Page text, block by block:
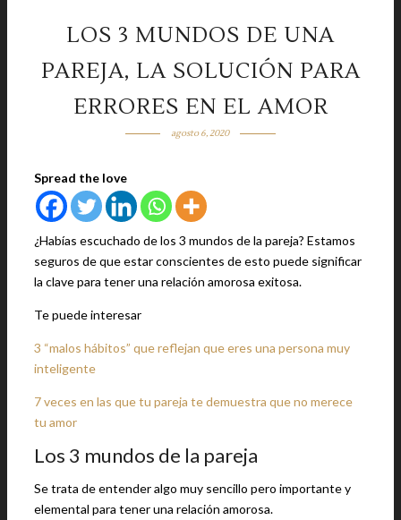
LOS 3 MUNDOS DE UNA
PAREJA, LA SOLUCIÓN PARA
ERRORES EN EL AMOR
agosto 6, 2020
Spread the love
¿Habías escuchado de los 3 mundos de la pareja? Estamos
seguros de que estar conscientes de esto puede significar
la clave para tener una relación amorosa exitosa.
Te puede interesar
3 “malos hábitos” que reflejan que eres una persona muy
inteligente
7 veces en las que tu pareja te demuestra que no merece
tu amor
Los 3 mundos de la pareja
Se trata de entender algo muy sencillo pero importante y
elemental para tener una relación amorosa.